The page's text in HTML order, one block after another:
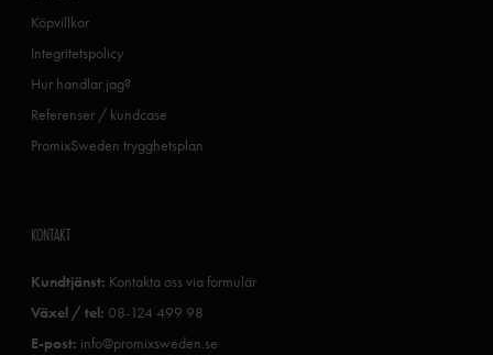
Köpvillkor
Integritetspolicy
Hur handlar jag?
Referenser / kundcase
PromixSweden trygghetsplan
KONTAKT
Kundtjänst: Kontakta oss via formulär
Växel / tel: 08-124 499 98
E-post: info@promixsweden.se